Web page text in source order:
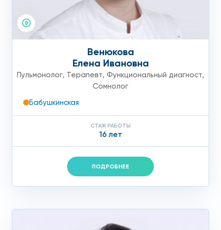
Венюкова
Елена Ивановна
Пульмонолог, Терапевт, Функциональный диагност,
Сомнолог
Бабушкинская
СТАЖ РАБОТЫ
16 лет
ПОДРОБНЕЕ